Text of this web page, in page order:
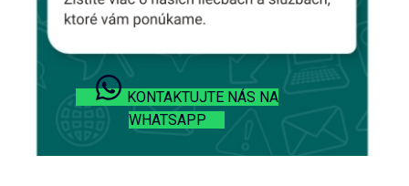
KONTAKTUJTE NÁS NA
WHATSAPP